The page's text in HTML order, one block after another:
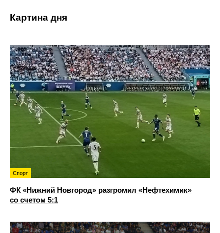
Картина дня
Спорт
ФК «Нижний Новгород» разгромил «Нефтехимик»
со счетом 5:1